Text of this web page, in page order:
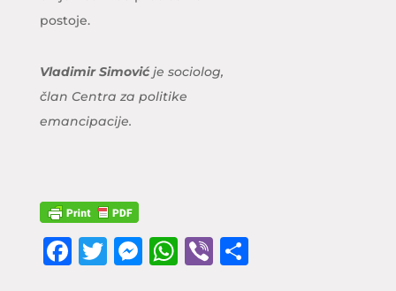
postoje.
Vladimir Simovićje sociolog,
član Centra za politike
emancipacije.
F T M WVi S